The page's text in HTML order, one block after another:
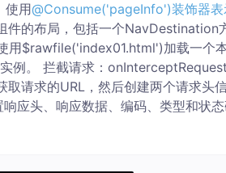
使用@Consume('pageInfo')装饰器
件的布局，包括一个NavDestination
用$rawfile('index01.html')加载一个
。 拦截请求：
请求的URL，然后创建两个请求头
应头、响应数据、编码、类型和状